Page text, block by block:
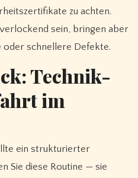
zu achten.
sein, bringen aber
schnellere Defekte.
Technik-
im
ein strukturierter
Sie diese Routine — sie